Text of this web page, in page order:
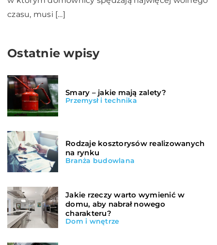
czasu, musi […]
Ostatnie wpisy
Smary – jakie mają zalety?
Przemysł i technika
Rodzaje kosztorysów realizowanych
na rynku
Branża budowlana
Jakie rzeczy warto wymienić w
domu, aby nabrał nowego
charakteru?
Dom i wnętrze